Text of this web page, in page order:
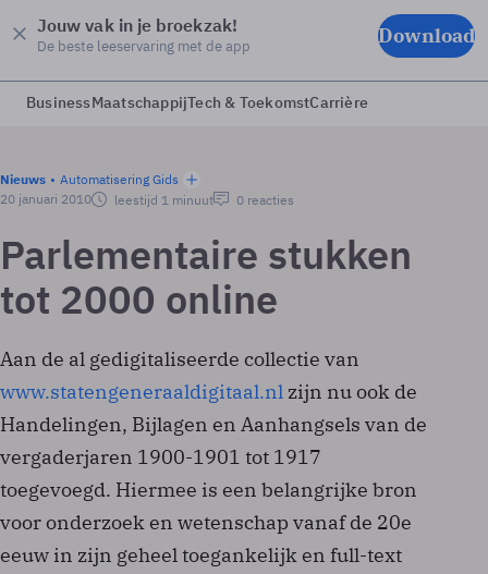
Jouw vak in je broekzak!
De beste leeservaring met de app Download
BusinessMaatschappijTech & ToekomstCarrière
Nieuws
Automatisering Gids
20 januari 2010
leestijd 1 minuut 0 reacties
Parlementaire stukken
tot 2000 online
Aan de al gedigitaliseerde collectie van
www.statengeneraaldigitaal.nl zijn nu ook de
Handelingen, Bijlagen en Aanhangsels van de
vergaderjaren 1900-1901 tot 1917
toegevoegd. Hiermee is een belangrijke bron
voor onderzoek en wetenschap vanaf de 20e
eeuw in zijn geheel toegankelijk en full-text